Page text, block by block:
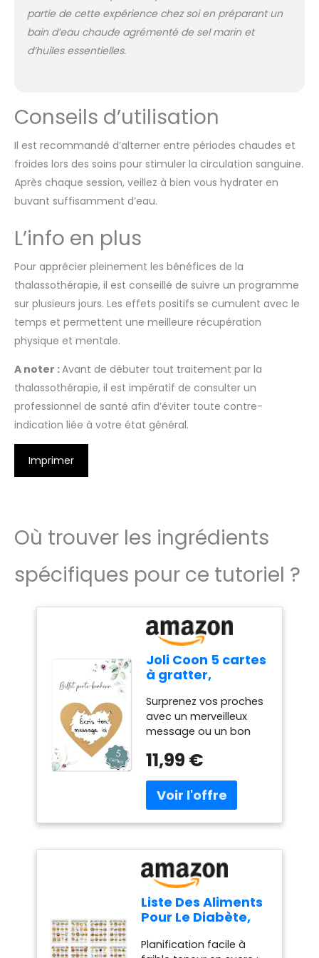
partie de cette expérience chez soi en préparant un
bain d’eau chaude agrémenté de sel marin et
d’huiles essentielles.
Conseils d’utilisation
Il est recommandé d’alterner entre périodes chaudes et
froides lors des soins pour stimuler la circulation sanguine.
Après chaque session, veillez à bien vous hydrater en
buvant suffisamment d’eau.
L’info en plus
Pour apprécier pleinement les bénéfices de la
thalassothérapie, il est conseillé de suivre un programme
sur plusieurs jours. Les effets positifs se cumulent avec le
temps et permettent une meilleure récupération
physique et mentale.
A noter :Avant de débuter tout traitement par la
thalassothérapie, il est impératif de consulter un
professionnel de santé afin d’éviter toute contre-
indication liée à votre état général.
Imprimer
Où trouver les ingrédients
spécifiques pour ce tutoriel ?
Joli Coon 5 cartes
à gratter,
mariage, Ticket
gagnant
Surprenez vos proches
avec un merveilleux
message ou un bon
cartes personnalisable
vierges pour écrire. Un
moment de surprise
intangible pour
une bridemaids box ou
comme un ticket à
gratter annonce
grossesse. Vous
recevrez tickets
gagnant finies avec un
vernis UV pour
11,99 €
Liste Des Aliments
Pour Le Diabète,
Complète, 22 X 28
Planification facile à